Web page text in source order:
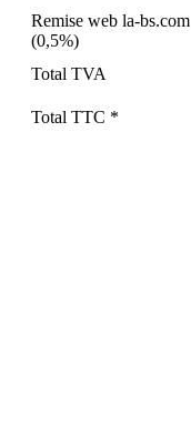
Remise web la-bs.com
(0,5%)
Total TVA
Total TTC *